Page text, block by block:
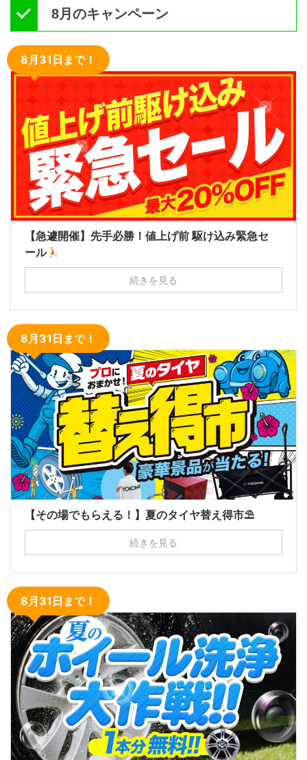
8月のキャンペーン
8月31日まで！
【急遽開催】先手必勝！値上げ前 駆け込み緊急セ
ール
続きを見る
8月31日まで！
【その場でもらえる！】夏のタイヤ替え得市⛱
続きを見る
8月31日まで！